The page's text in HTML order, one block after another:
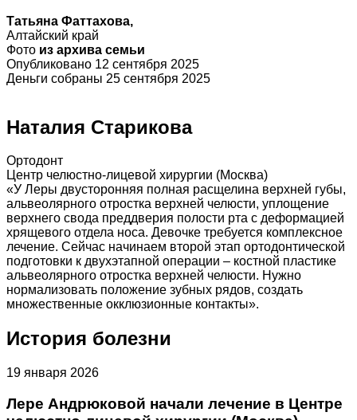
Татьяна Фаттахова,
Алтайский край
Фото из архива семьи
Опубликовано 12 сентября 2025
Деньги собраны 25 сентября 2025
Наталия Старикова
Ортодонт
Центр челюстно-лицевой хирургии (Москва)
«У Леры двусторонняя полная расщелина верхней губы,
альвеолярного отростка верхней челюсти, уплощение
верхнего свода преддверия полости рта с деформацией
хрящевого отдела носа. Девочке требуется комплексное
лечение. Сейчас начинаем второй этап ортодонтической
подготовки к двухэтапной операции – костной пластике
альвеолярного отростка верхней челюсти. Нужно
нормализовать положение зубных рядов, создать
множественные окклюзионные контакты».
История болезни
19 января 2026
Лере Андрюковой начали лечение в Центре